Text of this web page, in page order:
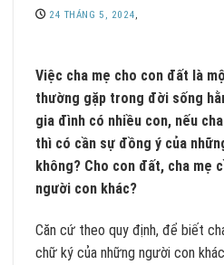
24 THÁNG 5, 2024,
Việc cha mẹ cho con đất là
thường gặp trong đời sống
gia đình có nhiều con, nếu
thì có cần sự đồng ý của
không? Cho con đất, cha mẹ
người con khác?
Căn cứ theo quy định, để biết
chữ ký của những người con